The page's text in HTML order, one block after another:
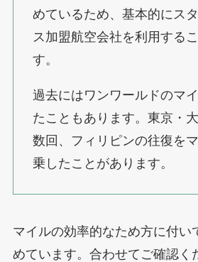
めているため、基本的にス
ス加盟航空会社を利用する
す。
過去にはワンワールドのマ
たこともあります。東京・
数回、フィリピンの往復を
乗したことがあります。
マイルの効率的なため方に付い
めています。合わせてご確認く